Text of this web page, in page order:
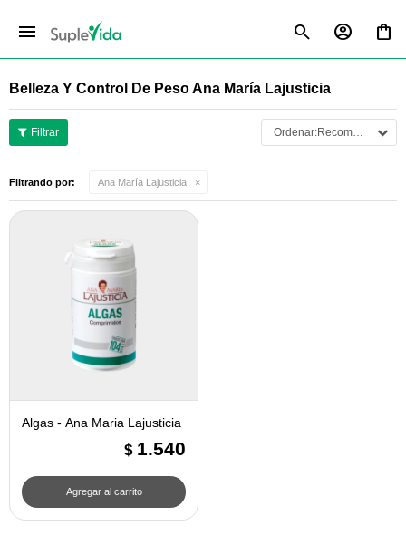
menu
Belleza Y Control De Peso Ana María Lajusticia
Recomendados
Filtrando por: Ana María Lajusticia
Algas - Ana Maria Lajusticia
$ 1.540